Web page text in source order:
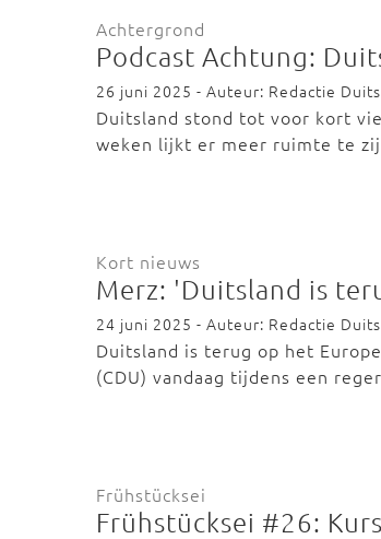
Achtergrond
Podcast Achtung:
26 juni 2025 - Auteur: Redactie
Duitsland stond tot voor kort
weken lijkt er meer ruimte te
Kort nieuws
Merz: 'Duitsland is
24 juni 2025 - Auteur: Redactie
Duitsland is terug op het
(CDU) vandaag tijdens een
Frühstücksei
Frühstücksei #26: